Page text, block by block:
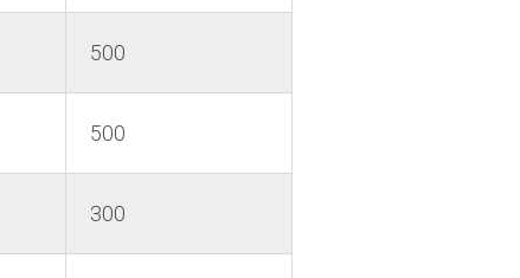
500
500
300